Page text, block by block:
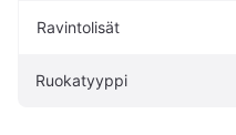
Ravintolisät
Ruokatyyppi